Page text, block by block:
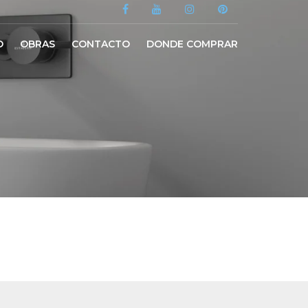
OBRAS CONTACTO DONDE COMPRAR